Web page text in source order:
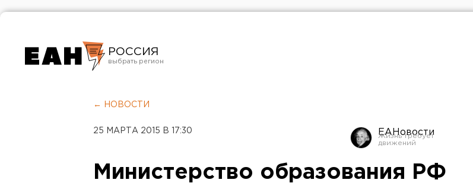
РОССИЯ
Челябинск
← НОВОСТИ
25 МАРТА 2015 В 17:30 ЕАНовости
Министерство образования РФ